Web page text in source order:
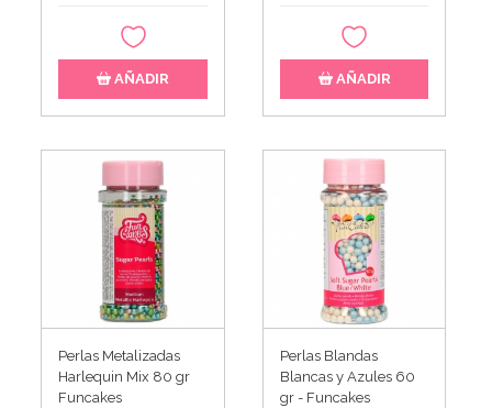
AÑADIR AÑADIR
Perlas Metalizadas
Harlequin Mix 80 gr
Funcakes
Perlas Blandas
Blancas y Azules 60
gr - Funcakes